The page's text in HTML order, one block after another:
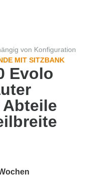
von Konfiguration
MIT SITZBANK
Evolo